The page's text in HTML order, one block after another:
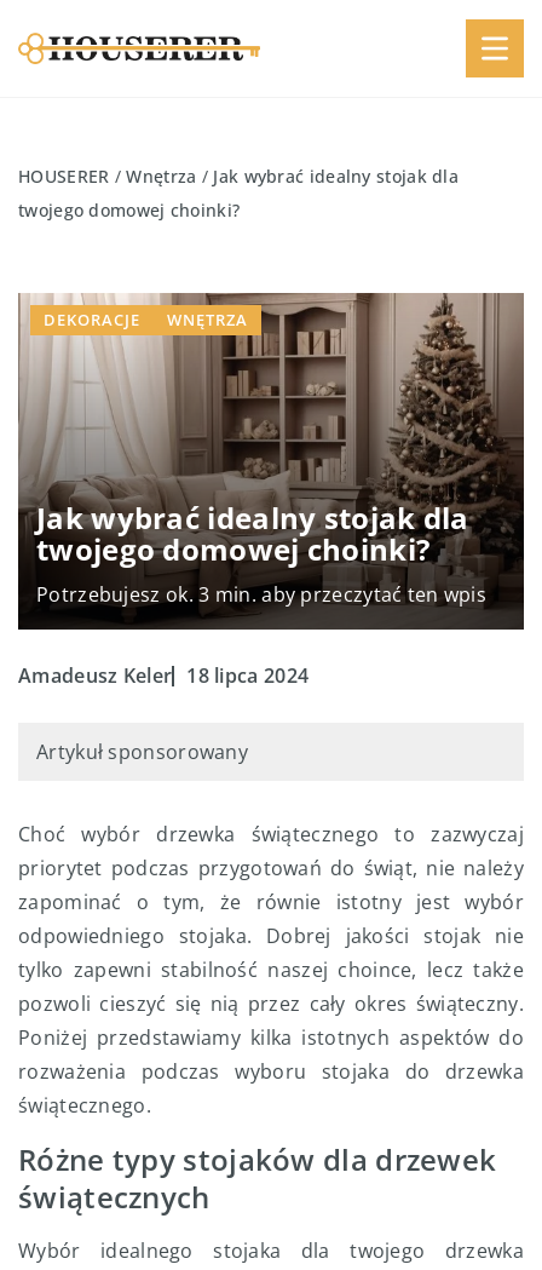
HOUSERER /Wnętrza / Jak wybrać idealny stojak dla
twojego domowej choinki?
Jak wybrać idealny stojak dla
twojego domowej choinki?
Potrzebujesz ok. 3 min. aby przeczytać ten wpis
DEKORACJE WNĘTRZA
Amadeusz Keler 18 lipca 2024
Artykuł sponsorowany
Choć wybór drzewka świątecznego to zazwyczaj
priorytet podczas przygotowań do świąt, nie należy
zapominać o tym, że równie istotny jest wybór
odpowiedniego stojaka. Dobrej jakości stojak nie
tylko zapewni stabilność naszej choince, lecz także
pozwoli cieszyć się nią przez cały okres świąteczny.
Poniżej przedstawiamy kilka istotnych aspektów do
rozważenia podczas wyboru stojaka do drzewka
świątecznego.
Różne typy stojaków dla drzewek
świątecznych
Wybór idealnego stojaka dla twojego drzewka